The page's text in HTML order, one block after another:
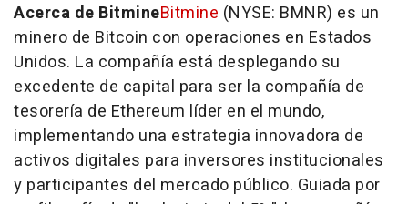
Acerca de BitmineBitmine (NYSE: BMNR) es un
minero de Bitcoin con operaciones en Estados
Unidos. La compañía está desplegando su
excedente de capital para ser la compañía de
tesorería de Ethereum líder en el mundo,
implementando una estrategia innovadora de
activos digitales para inversores institucionales
y participantes del mercado público. Guiada por